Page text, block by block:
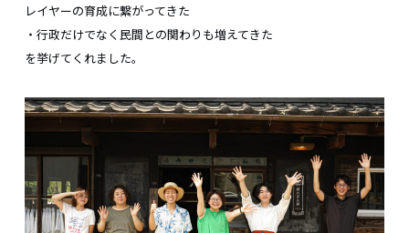
レイヤーの育成に繋がってきた
・行政だけでなく民間との関わりも増えてきた
を挙げてくれました。